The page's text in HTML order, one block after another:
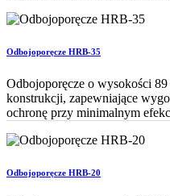
Odbojoporęcze HRB-35
Odbojoporęcze o wysokości
konstrukcji, zapewniające
ochronę przy minimalnym
Odbojoporęcze HRB-20